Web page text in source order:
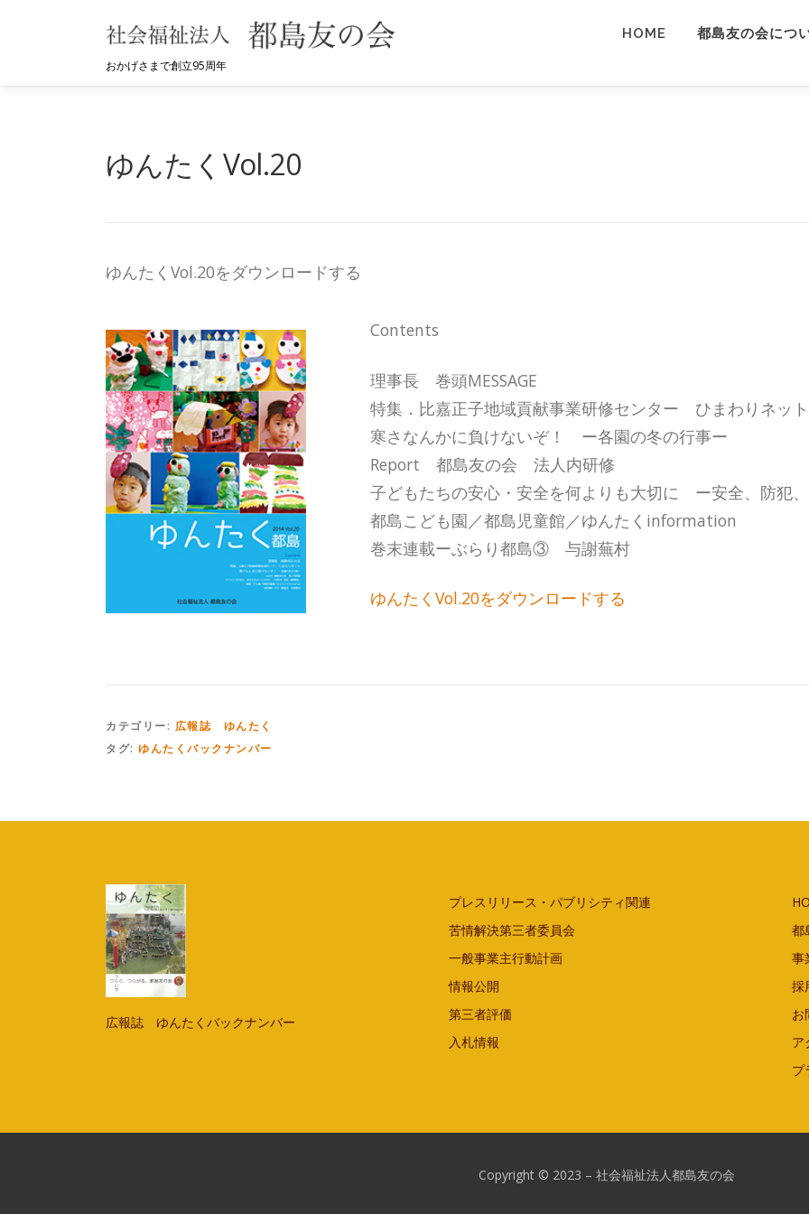
ン
おかげさまで創立95周年
HOME 都島友の会につ
ゆんたくVol.20
ゆんたくVol.20をダウンロードする
Contents
理事長 巻頭MESSAGE
特集．比嘉正子地域貢献事業研修センター ひまわりネット
寒さなんかに負けないぞ！ ー各園の冬の行事ー
Report 都島友の会 法人内研修
子どもたちの安心・安全を何よりも大切に ー安全、防犯
都島こども園／都島児童館／ゆんたくinformation
巻末連載ーぶらり都島③ 与謝蕪村
ゆんたくVol.20をダウンロードする
カテゴリー: 広報誌 ゆんたく
タグ: ゆんたくバックナンバー
広報誌 ゆんたくバックナンバー
プレスリリース・パブリシティ関連
苦情解決第三者委員会
一般事業主行動計画
情報公開
第三者評価
入札情報
都
事
採
お
ア
プ
Copyright © 2023 – 社会福祉法人都島友の会